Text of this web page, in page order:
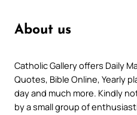
About us
Catholic Gallery offers Daily
Quotes, Bible Online, Yearly
day and much more. Kindly
by a small group of